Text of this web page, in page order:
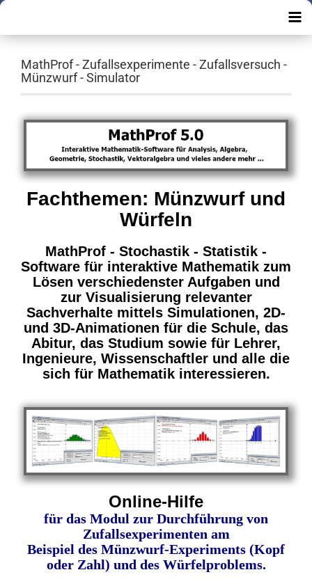
MathProf - Zufallsexperimente - Zufallsversuch -
Münzwurf - Simulator
Fachthemen: Münzwurf und
Würfeln
MathProf - Stochastik - Statistik -
Software für interaktive Mathematik zum
Lösen verschiedenster Aufgaben und
zur Visualisierung relevanter
Sachverhalte mittels Simulationen, 2D-
und 3D-Animationen für die Schule, das
Abitur, das Studium sowie für Lehrer,
Ingenieure, Wissenschaftler und alle die
sich für Mathematik interessieren.
Online-Hilfe
für das Modul zur Durchführung von
Zufallsexperimenten am
Beispiel des Münzwurf-Experiments (Kopf
oder Zahl) und des Würfelproblems.